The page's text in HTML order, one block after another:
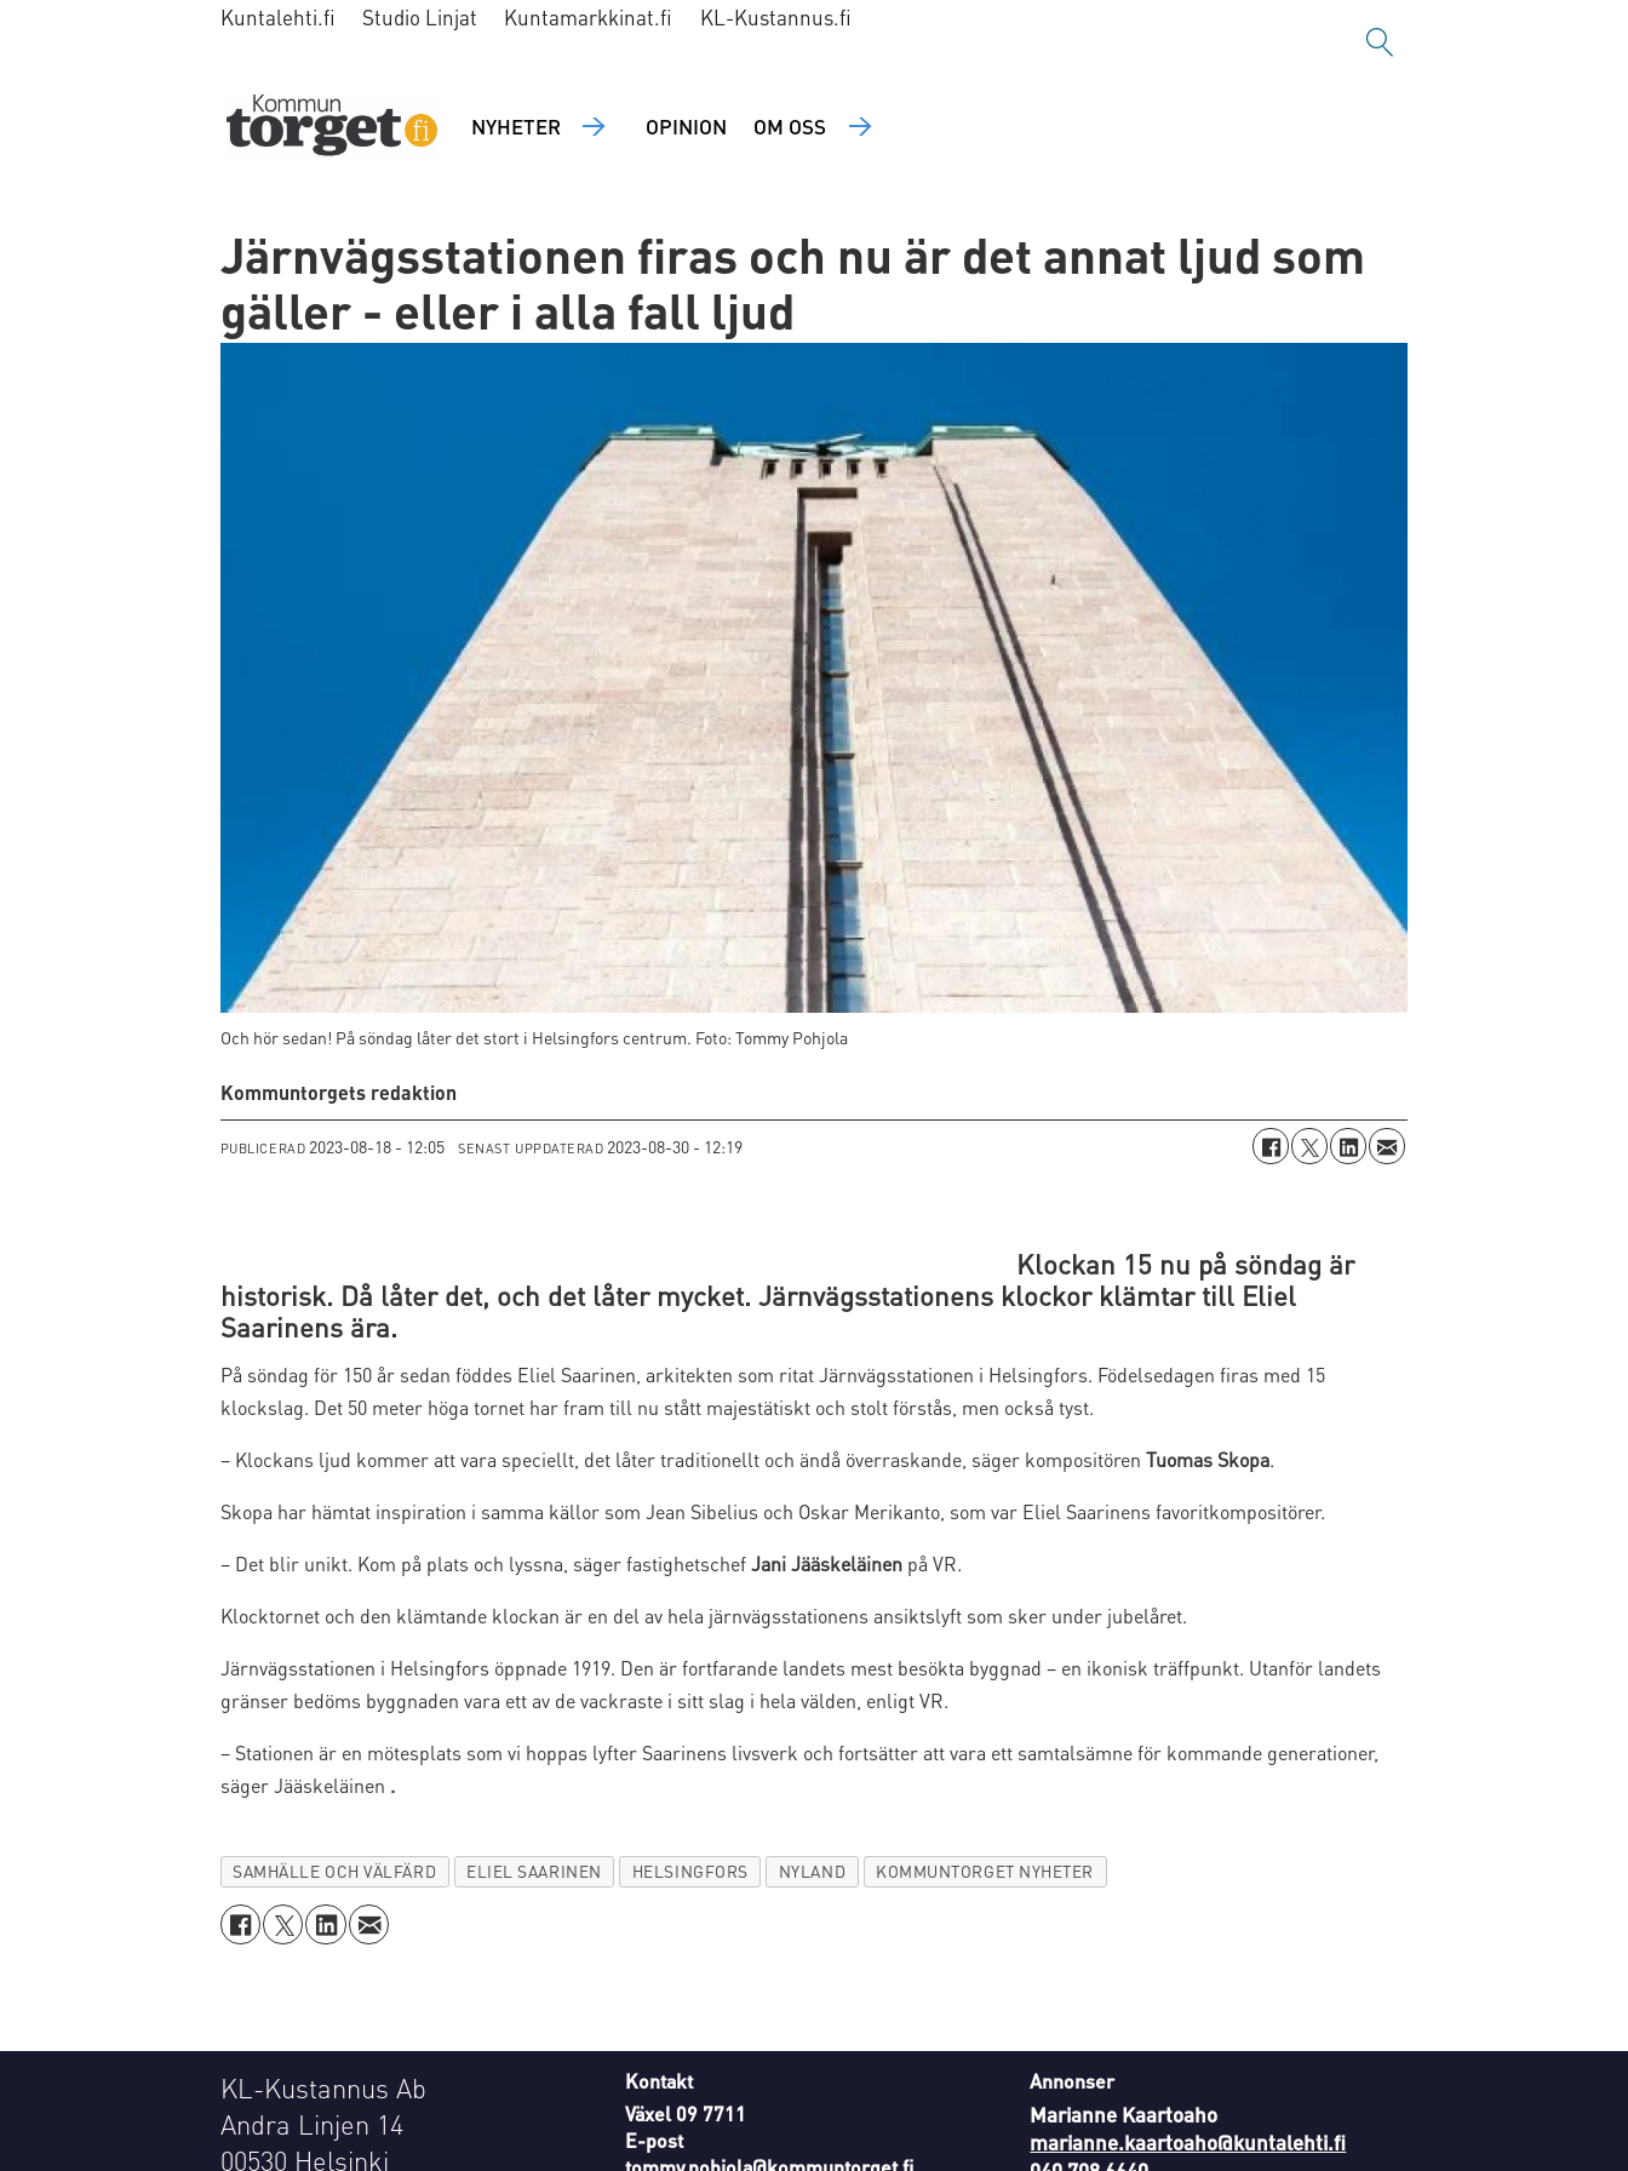
Kuntalehti.fi Studio Linjat Kuntamarkkinat.fi KL-Kustannus.fi
NYHETER OPINION OM OSS
Järnvägsstationen firas och nu är det annat ljud som
gäller - eller i alla fall ljud
Och hör sedan! På söndag låter det stort i Helsingfors centrum. Foto: Tommy Pohjola
Kommuntorgets redaktion
PUBLICERAD 2023-08-18 - 12:05 SENAST UPPDATERAD 2023-08-30 - 12:19
Klockan 15 nu på söndag är
historisk. Då låter det, och det låter mycket. Järnvägsstationens klockor klämtar till Eliel
Saarinens ära.
På söndag för 150 år sedan föddes Eliel Saarinen, arkitekten som ritat Järnvägsstationen i Helsingfors. Födelsedagen firas med 15
klockslag. Det 50 meter höga tornet har fram till nu stått majestätiskt och stolt förstås, men också tyst.
– Klockans ljud kommer att vara speciellt, det låter traditionellt och ändå överraskande, säger kompositören Tuomas Skopa.
Skopa har hämtat inspiration i samma källor som Jean Sibelius och Oskar Merikanto, som var Eliel Saarinens favoritkompositörer.
– Det blir unikt. Kom på plats och lyssna, säger fastighetschefJani Jääskeläinen på VR.
Klocktornet och den klämtande klockan är en del av hela järnvägsstationens ansiktslyft som sker under jubelåret.
Järnvägsstationen i Helsingfors öppnade 1919. Den är fortfarande landets mest besökta byggnad – en ikonisk träffpunkt. Utanför landets
gränser bedöms byggnaden vara ett av de vackraste i sitt slag i hela välden, enligt VR.
– Stationen är en mötesplats som vi hoppas lyfter Saarinens livsverk och fortsätter att vara ett samtalsämne för kommande generationer,
säger Jääskeläinen .
SAMHÄLLE OCH VÄLFÄRD ELIEL SAARINEN HELSINGFORS NYLAND KOMMUNTORGET NYHETER
KL-Kustannus Ab
Andra Linjen 14
00530 Helsinki
Kontakt
Växel 09 7711
E-post
Annonser
Marianne Kaartoaho
marianne.kaartoaho@kuntalehti.fi